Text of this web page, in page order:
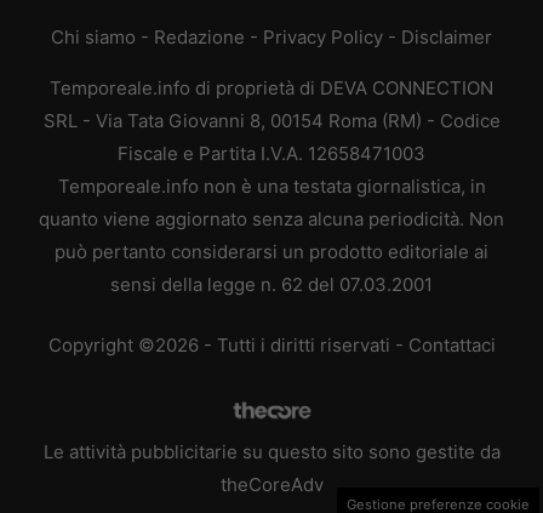
Chi siamo - Redazione - Privacy Policy - Disclaimer
Temporeale.info di proprietà di DEVA CONNECTION
SRL - Via Tata Giovanni 8, 00154 Roma (RM) - Codice
Fiscale e Partita I.V.A. 12658471003
Temporeale.info non è una testata giornalistica, in
quanto viene aggiornato senza alcuna periodicità. Non
può pertanto considerarsi un prodotto editoriale ai
sensi della legge n. 62 del 07.03.2001
Copyright ©2026 - Tutti i diritti riservati - Contattaci
Le attività pubblicitarie su questo sito sono gestite da
theCoreAdv
Gestione preferenze cookie